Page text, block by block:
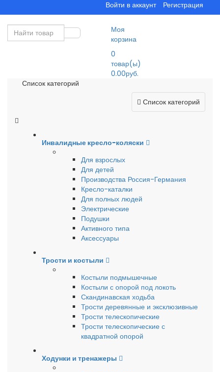
Войти в аккаунт Регистрация
Моя
корзина
0
товар(ы)
0.00руб.
Список категорий
Список категорий
Инвалидные кресло-коляски
Для взрослых
Для детей
Производства Россия-Германия
Кресло-каталки
Для полных людей
Электрические
Подушки
Активного типа
Аксессуары
Трости и костыли
Костыли подмышечные
Костыли с опорой под локоть
Скандинавская ходьба
Трости деревянные и эксклюзивные
Трости телескопические
Трости телескопические с
квадратной опорой
Ходунки и тренажеры